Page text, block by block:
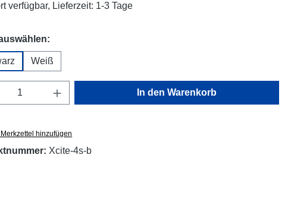
verfügbar, Lieferzeit: 1-3 Tage
Weiß
Anzahl: Gib den gewünschten Wert ein
In den Warenkorb
hinzufügen
Xcite-4s-b